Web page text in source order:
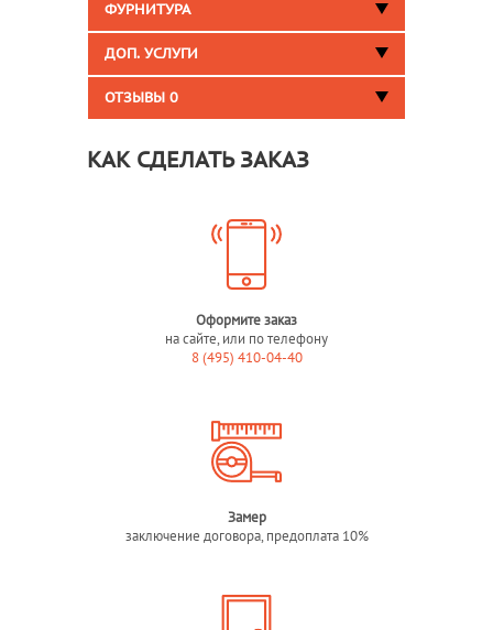
ФУРНИТУРА
ДОП. УСЛУГИ
ОТЗЫВЫ 0
КАК СДЕЛАТЬ ЗАКАЗ
Оформите заказ
на сайте, или по телефону
8 (495) 410-04-40
Замер
заключение договора, предоплата 10%